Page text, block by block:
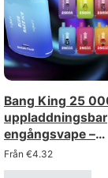
Bang King 25
uppladdningsbar
engångsvape –
(styrkorna 0%,
Från €4.32